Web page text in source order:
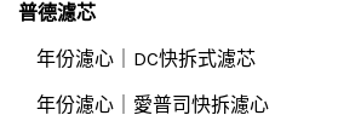
普德濾芯
年份濾心｜DC快拆式濾芯
年份濾心｜愛普司快拆濾心